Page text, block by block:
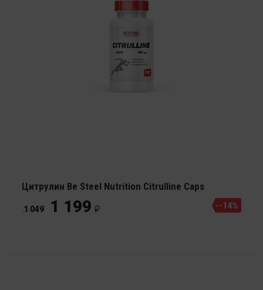
Цитрулин Be Steel Nutrition Citrulline Caps
1 049 1 199 --14%